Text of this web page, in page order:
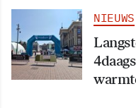
NIEUWS